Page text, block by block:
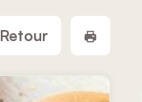
Retour